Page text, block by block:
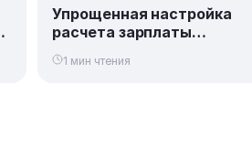
Упрощенная настройка
расчета зарплаты
сотрудникам
(индивидуальные услуги)
1 мин чтения